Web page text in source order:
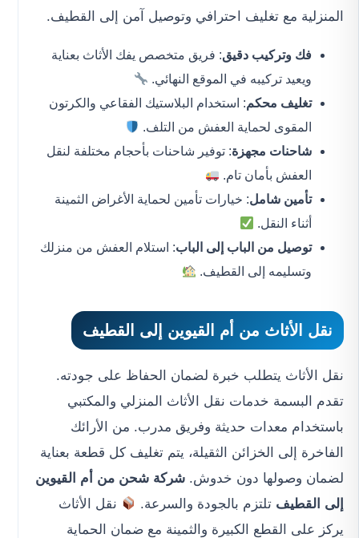
المنزلية مع تغليف احترافي وتوصيل آمن إلى القطيف.
فك وتركيب دقيق: فريق متخصص يفك الأثاث بعناية
ويعيد تركيبه في الموقع النهائي.
تغليف محكم: استخدام البلاستيك الفقاعي والكرتون
المقوى لحماية العفش من التلف.
شاحنات مجهزة: توفير شاحنات بأحجام مختلفة لنقل
العفش بأمان تام.
تأمين شامل: خيارات تأمين لحماية الأغراض الثمينة
أثناء النقل.
توصيل من الباب إلى الباب: استلام العفش من منزلك
وتسليمه إلى القطيف.
نقل الأثاث من أم القيوين إلى القطيف
نقل الأثاث يتطلب خبرة لضمان الحفاظ على جودته.
تقدم البسمة خدمات نقل الأثاث المنزلي والمكتبي
باستخدام معدات حديثة وفريق مدرب. من الأرائك
الفاخرة إلى الخزائن الثقيلة، يتم تغليف كل قطعة بعناية
لضمان وصولها دون خدوش. شركة شحن من أم القيوين
إلى القطيف تلتزم بالجودة والسرعة.
نقل الأثاث
يركز على القطع الكبيرة والثمينة مع ضمان الحماية